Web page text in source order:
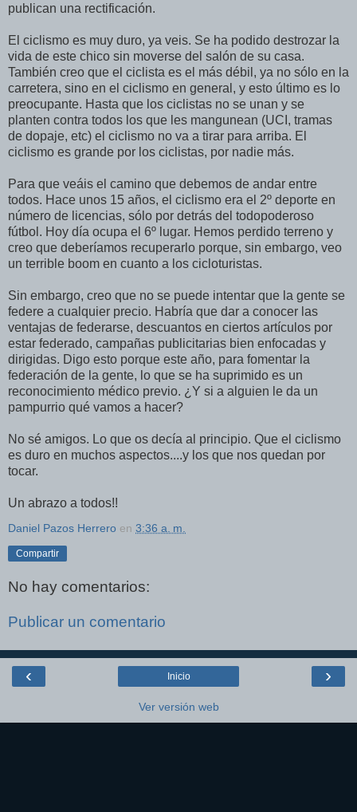
publican una rectificación.
El ciclismo es muy duro, ya veis. Se ha podido destrozar la
vida de este chico sin moverse del salón de su casa.
También creo que el ciclista es el más débil, ya no sólo en la
carretera, sino en el ciclismo en general, y esto último es lo
preocupante. Hasta que los ciclistas no se unan y se
planten contra todos los que les mangunean (UCI, tramas
de dopaje, etc) el ciclismo no va a tirar para arriba. El
ciclismo es grande por los ciclistas, por nadie más.
Para que veáis el camino que debemos de andar entre
todos. Hace unos 15 años, el ciclismo era el 2º deporte en
número de licencias, sólo por detrás del todopoderoso
fútbol. Hoy día ocupa el 6º lugar. Hemos perdido terreno y
creo que deberíamos recuperarlo porque, sin embargo, veo
un terrible boom en cuanto a los cicloturistas.
Sin embargo, creo que no se puede intentar que la gente se
federe a cualquier precio. Habría que dar a conocer las
ventajas de federarse, descuantos en ciertos artículos por
estar federado, campañas publicitarias bien enfocadas y
dirigidas. Digo esto porque este año, para fomentar la
federación de la gente, lo que se ha suprimido es un
reconocimiento médico previo. ¿Y si a alguien le da un
pampurrio qué vamos a hacer?
No sé amigos. Lo que os decía al principio. Que el ciclismo
es duro en muchos aspectos....y los que nos quedan por
tocar.
Un abrazo a todos!!
Daniel Pazos Herrero en 3:36 a. m.
Compartir
No hay comentarios:
Publicar un comentario
‹ ›
Inicio
Ver versión web